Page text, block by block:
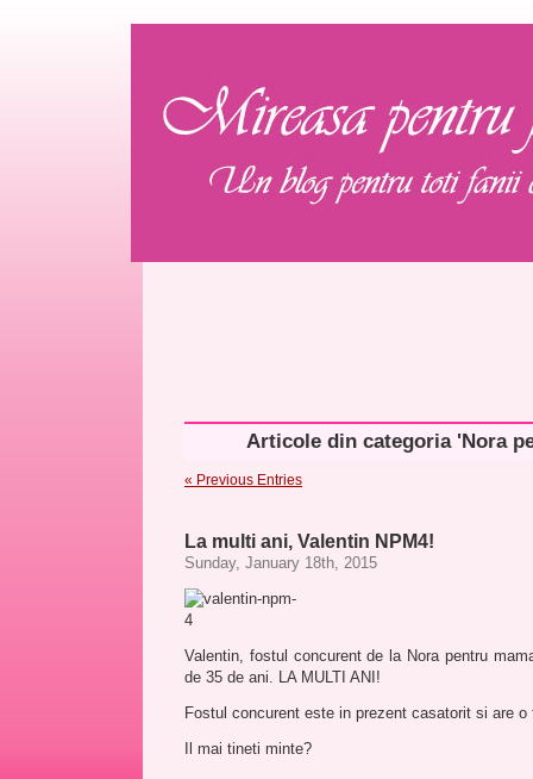
Articole din categoria 'Nora
« Previous Entries
La multi ani, Valentin NPM4!
Sunday, January 18th, 2015
Valentin, fostul concurent de la Nora pentru
de 35 de ani. LA MULTI ANI!
Fostul concurent este in prezent casatorit si are o
Il mai tineti minte?